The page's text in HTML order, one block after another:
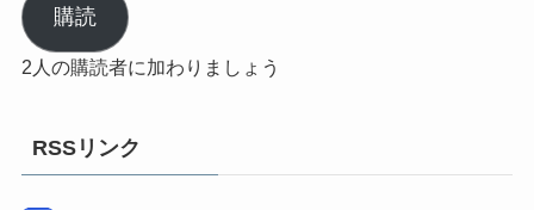
ル
ア
ド
購読
2人の購読者に加わりましょう
RSSリンク